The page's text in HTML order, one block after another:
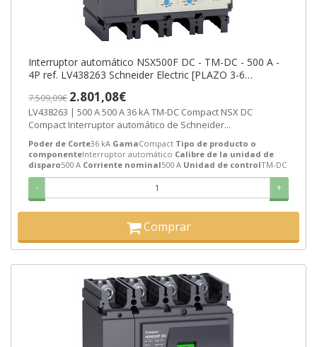
Interruptor automático NSX500F DC - TM-DC - 500 A -
4P ref. LV438263 Schneider Electric [PLAZO 3-6
7.509,09€ 2.801,08€
LV438263 | 500 A 500 A 36 kA TM-DC Compact NSX DC
Compact Interruptor automático de Schneider...
Poder de Corte36 kA GamaCompact Tipo de producto o
componenteInterruptor automático Calibre de la unidad de
disparo500 A Corriente nominal500 A Unidad de controlTM-DC
- +
Comprar